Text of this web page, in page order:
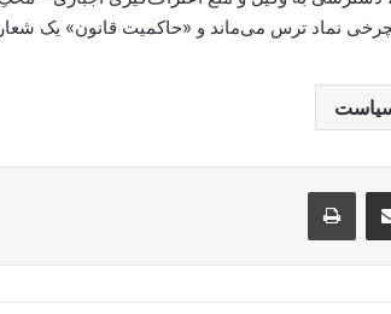
نماد ترس می‌ماند و «حاکمیت قانون» یک شعار
از طریق ایمیل به اشتراک بگذارید پرینت